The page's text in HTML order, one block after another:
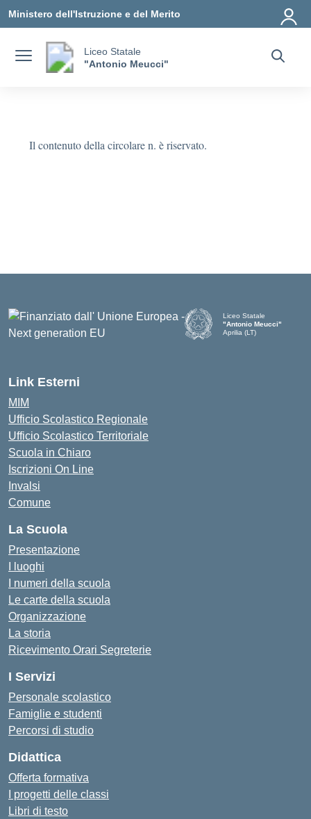
Ministero dell'Istruzione e del Merito
Liceo Statale
"Antonio Meucci"
Il contenuto della circolare n. è riservato.
Liceo Statale
"Antonio Meucci"
Aprilia (LT)
Link Esterni
MIM
Ufficio Scolastico Regionale
Ufficio Scolastico Territoriale
Scuola in Chiaro
Iscrizioni On Line
Invalsi
Comune
La Scuola
Presentazione
I luoghi
I numeri della scuola
Le carte della scuola
Organizzazione
La storia
Ricevimento Orari Segreterie
I Servizi
Personale scolastico
Famiglie e studenti
Percorsi di studio
Didattica
Offerta formativa
I progetti delle classi
Libri di testo